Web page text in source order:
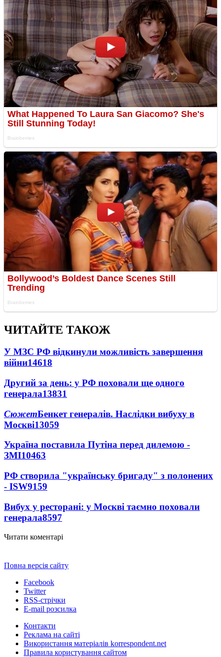
ЧИТАЙТЕ ТАКОЖ
У МЗС РФ відкинули можливість завершення
війни14618
Другий за день: у РФ поховали ще одного
генерала13831
СюжетБенкет генералів. Наслідки вибуху в
Москві13059
Україна поставила Путіна перед дилемою -
ЗМІ10463
РФ створила "українську бригаду" з полонених
- ISW9159
Вибух у ресторані: у Москві таємно поховали
генерала8597
Читати коментарі
Повна версія сайту
Facebook
Twitter
RSS-стрічки
E-mail розсилка
Контакти
Реклама на сайті
Використання матеріалів korrespondent.net
Правила користування сайтом